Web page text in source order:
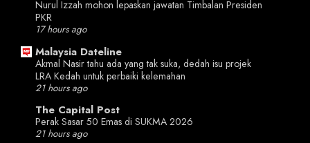
Nurul Izzah mohon lepaskan jawatan Timbalan Presiden
PKR
17 hours ago
Malaysia Dateline
Akmal Nasir tahu ada yang tak suka, dedah isu projek
LRA Kedah untuk perbaiki kelemahan
21 hours ago
The Capital Post
Perak Sasar 50 Emas di SUKMA 2026
21 hours ago